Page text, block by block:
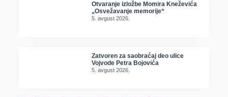
Otvaranje izložbe Momira Kneževića
„Osvežavanje memorije“
5. avgust 2026.
Zatvoren za saobraćaj deo ulice
Vojvode Petra Bojovića
5. avgust 2026.